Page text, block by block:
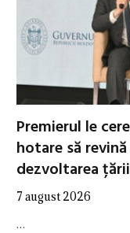
Premierul le
hotare să
dezvoltarea țării
7 august 2026
…